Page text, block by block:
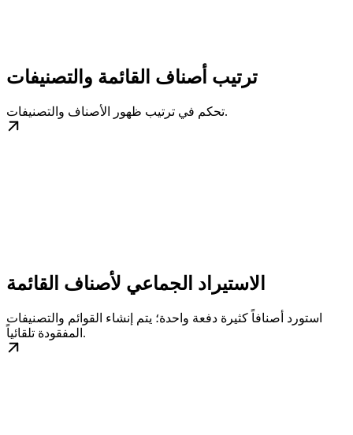
ترتيب أصناف القائمة والتصنيفات
تحكم في ترتيب ظهور الأصناف والتصنيفات.
الاستيراد الجماعي لأصناف القائمة
استورد أصنافاً كثيرة دفعة واحدة؛ يتم إنشاء القوائم والتصنيفات
المفقودة تلقائياً.